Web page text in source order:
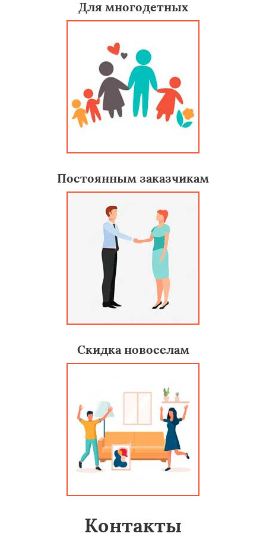
Для многодетных
Постоянным заказчикам
Скидка новоселам
Контакты